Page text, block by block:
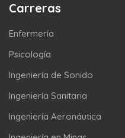
Carreras
Enfermería
Psicología
Ingeniería de Sonido
Ingeniería Sanitaria
Ingeniería Aeronáutica